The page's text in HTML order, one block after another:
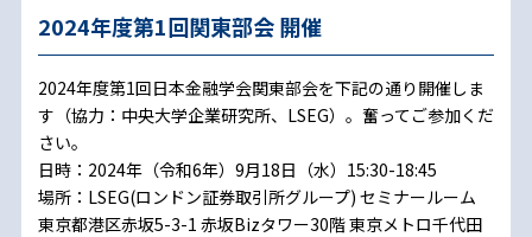
2024年度第1回関東部会 開催
2024年度第1回日本金融学会関東部会を下記の通り開催しま
す（協力：中央大学企業研究所、LSEG）。奮ってご参加くだ
さい。
日時：2024年（令和6年）9月18日（水）15:30-18:45
場所：LSEG(ロンドン証券取引所グループ) セミナールーム
東京都港区赤坂5-3-1 赤坂Bizタワー30階 東京メトロ千代田